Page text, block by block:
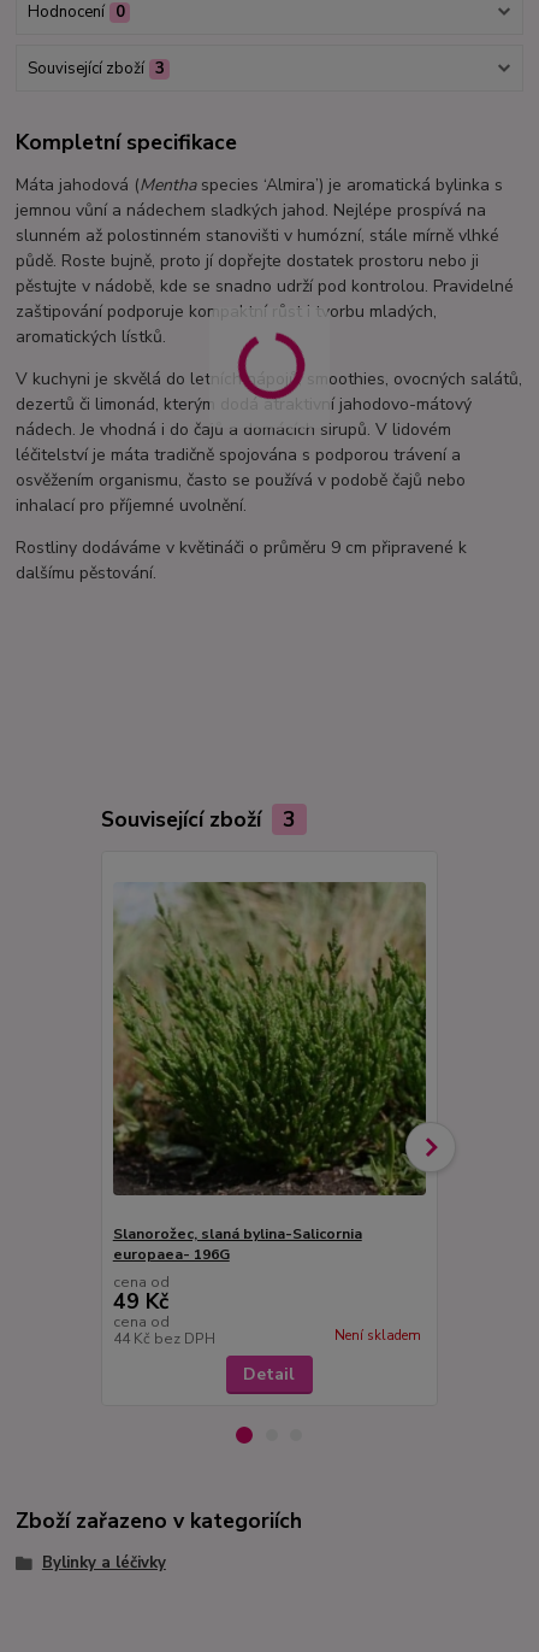
Hodnocení 0
Související zboží 3
Kompletní specifikace
Máta jahodová (Menthaspecies ‘Almira’) je aromatická bylinka s
jemnou vůní a nádechem sladkých jahod. Nejlépe prospívá na
slunném až polostinném stanovišti v humózní, stále mírně vlhké
půdě. Roste bujně, proto jí dopřejte dostatek prostoru nebo ji
pěstujte v nádobě, kde se snadno udrží pod kontrolou. Pravidelné
zaštipování podporuje kompaktní růst i tvorbu mladých,
aromatických lístků.
V kuchyni je skvělá do letních nápojů, smoothies, ovocných salátů,
dezertů či limonád, kterým dodá atraktivní jahodovo-mátový
nádech. Je vhodná i do čajů a domácích sirupů. V lidovém
léčitelství je máta tradičně spojována s podporou trávení a
osvěžením organismu, často se používá v podobě čajů nebo
inhalací pro příjemné uvolnění.
Rostliny dodáváme v květináči o průměru 9 cm připravené k
dalšímu pěstování.
Související zboží 3
Slanorožec, slaná bylina-Salicornia
europaea- 196G
cena od
49 Kč
cena od
44 Kč bez DPH Není skladem
Detail
Zboží zařazeno v kategoriích
Bylinky a léčivky